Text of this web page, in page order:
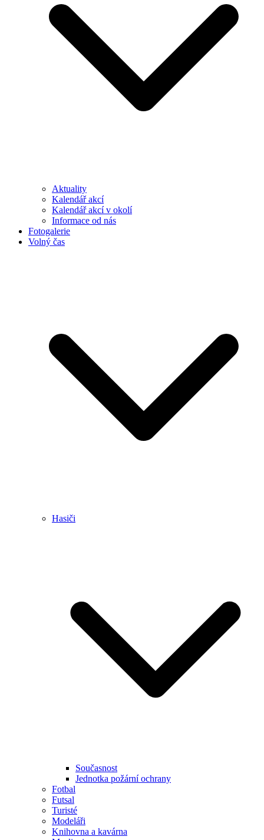
Aktuality
Kalendář akcí
Kalendář akcí v okolí
Informace od nás
Fotogalerie
Volný čas
Hasiči
Současnost
Jednotka požární ochrany
Fotbal
Futsal
Turisté
Modeláři
Knihovna a kavárna